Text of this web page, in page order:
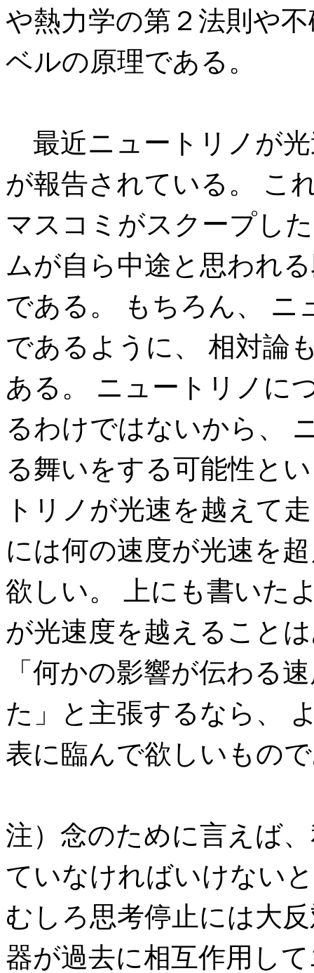
や熱力学の第２法則や
ベルの原理である。
最近ニュートリノが
が報告されている。 こ
マスコミがスクープし
ムが自ら中途と思われ
である。 もちろん、 ニ
であるように、 相対論
ある。 ニュートリノに
るわけではないから、
る舞いをする可能性と
トリノが光速を越えて
には何の速度が光速を
欲しい。 上にも書いた
が光速度を越えること
「何かの影響が伝わる
た」と主張するなら、
表に臨んで欲しいもの
注）念のために言えば
ていなければいけない
むしろ思考停止には大
器が過去に相互作用し